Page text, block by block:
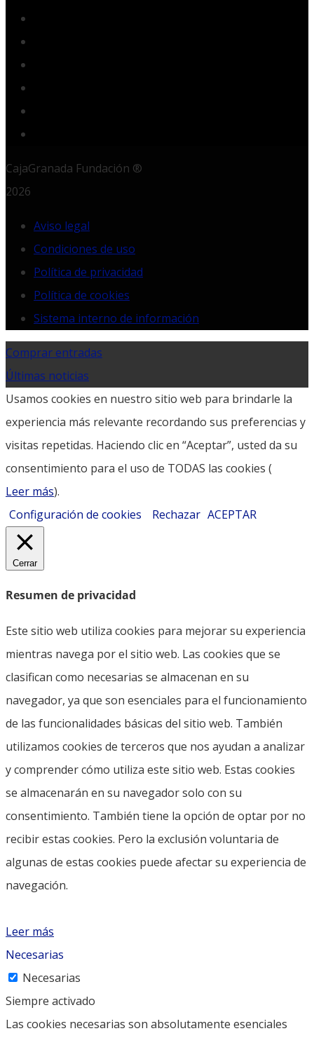
CajaGranada Fundación ®
2026
Aviso legal
Condiciones de uso
Política de privacidad
Política de cookies
Sistema interno de información
Comprar entradas
Últimas noticias
Usamos cookies en nuestro sitio web para brindarle la
experiencia más relevante recordando sus preferencias y
visitas repetidas. Haciendo clic en “Aceptar”, usted da su
consentimiento para el uso de TODAS las cookies (
Leer más).
Configuración de cookies
Rechazar ACEPTAR
Cerrar
Resumen de privacidad
Este sitio web utiliza cookies para mejorar su experiencia
mientras navega por el sitio web. Las cookies que se
clasifican como necesarias se almacenan en su
navegador, ya que son esenciales para el funcionamiento
de las funcionalidades básicas del sitio web. También
utilizamos cookies de terceros que nos ayudan a analizar
y comprender cómo utiliza este sitio web. Estas cookies
se almacenarán en su navegador solo con su
consentimiento. También tiene la opción de optar por no
recibir estas cookies. Pero la exclusión voluntaria de
algunas de estas cookies puede afectar su experiencia de
navegación.
Leer más
Necesarias
Necesarias
Siempre activado
Las cookies necesarias son absolutamente esenciales